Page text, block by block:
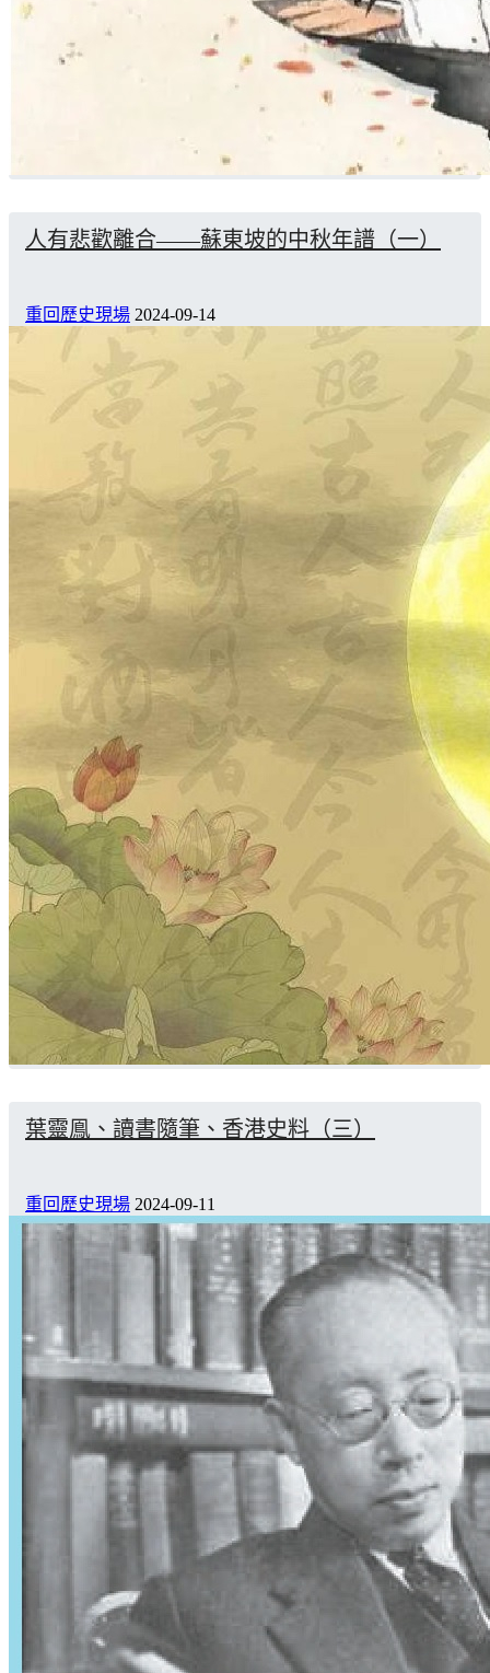
人有悲歡離合——蘇東坡的中秋年譜（一）
重回歷史現場 2024-09-14
葉靈鳯、讀書隨筆、香港史料（三）
重回歷史現場 2024-09-11